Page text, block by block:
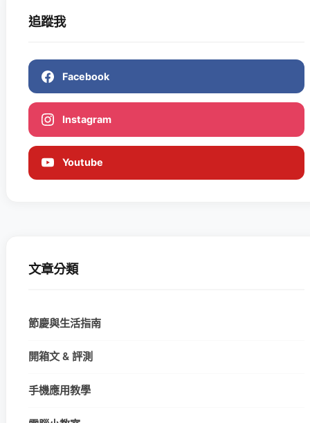
追蹤我
Facebook
Instagram
Youtube
文章分類
節慶與生活指南
開箱文 & 評測
手機應用教學